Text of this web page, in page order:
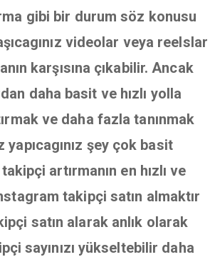
gibi bir durum söz konusu
videolar veya reelslar
karşısına çıkabilir. Ancak
daha basit ve hızlı yolla
ve daha fazla tanınmak
yapıcagınız şey çok basit
artırmanın en hızlı ve
takipçi satın almaktır
satın alarak anlık olarak
sayınızı yükseltebilir daha